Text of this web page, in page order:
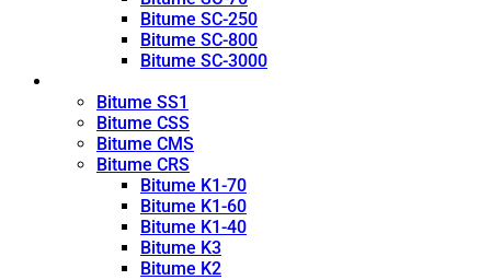
Bitume SC-250
Bitume SC-800
Bitume SC-3000
Bitume SS1
Bitume CSS
Bitume CMS
Bitume CRS
Bitume K1-70
Bitume K1-60
Bitume K1-40
Bitume K3
Bitume K2